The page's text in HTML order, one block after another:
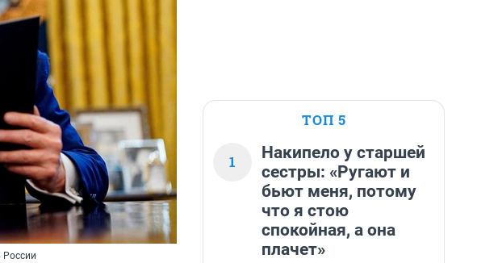
России
ТОП 5
1
Накипело у старшей
сестры: «Ругают и
бьют меня, потому
что я стою
спокойная, а она
плачет»